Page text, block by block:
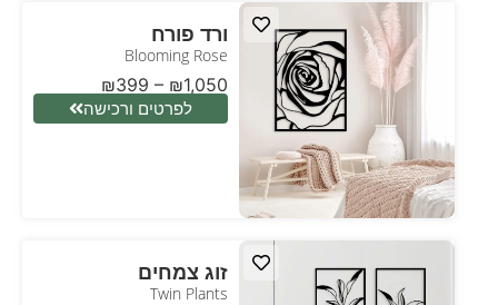
ורד פורח
Blooming Rose
₪399 – ₪1,050
לפרטים ורכישה
זוג צמחים
Twin Plants